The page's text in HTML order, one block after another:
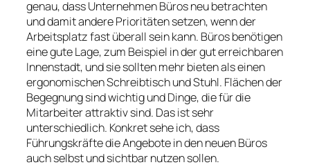
genau, dass Unternehmen Büros neu betrachten
und damit andere Prioritäten setzen, wenn der
Arbeitsplatz fast überall sein kann. Büros benötigen
eine gute Lage, zum Beispiel in der gut erreichbaren
Innenstadt, und sie sollten mehr bieten als einen
ergonomischen Schreibtisch und Stuhl. Flächen der
Begegnung sind wichtig und Dinge, die für die
Mitarbeiter attraktiv sind. Das ist sehr
unterschiedlich. Konkret sehe ich, dass
Führungskräfte die Angebote in den neuen Büros
auch selbst und sichtbar nutzen sollen.